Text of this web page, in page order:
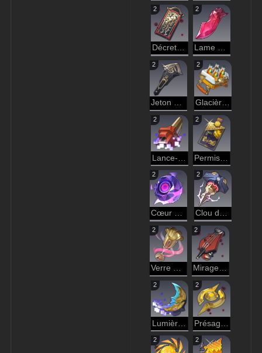
2
Décret de censure
2
Lame en acier brûlant
2
Jeton de l'au-delà
2
Glacière onirique
2 2
2 2
2
Verre des années folles
2
Mirage harmonieux
2
Lumière de lune voilée
2
2 2